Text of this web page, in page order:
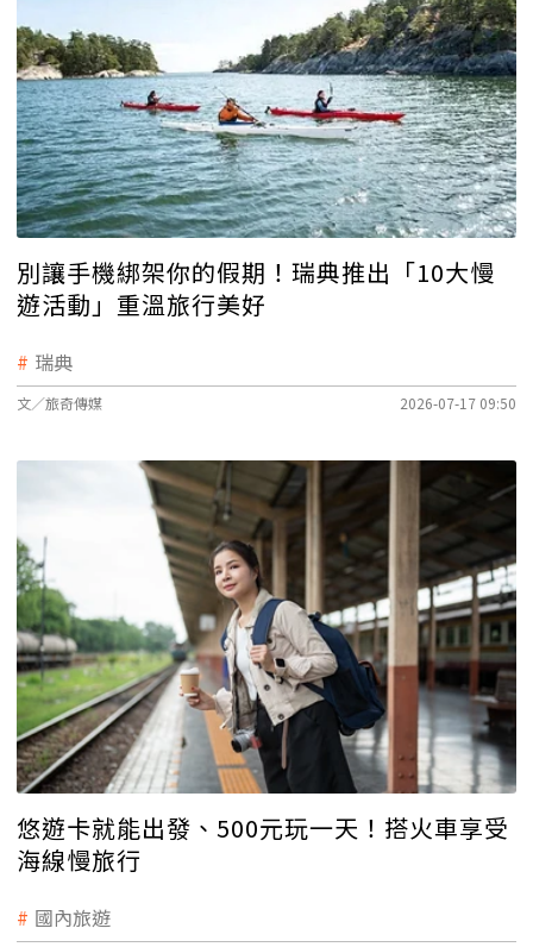
別讓手機綁架你的假期！瑞典推出「10大慢
遊活動」重溫旅行美好
瑞典
文／旅奇傳媒 2026-07-17 09:50
悠遊卡就能出發、500元玩一天！搭火車享受
海線慢旅行
國內旅遊